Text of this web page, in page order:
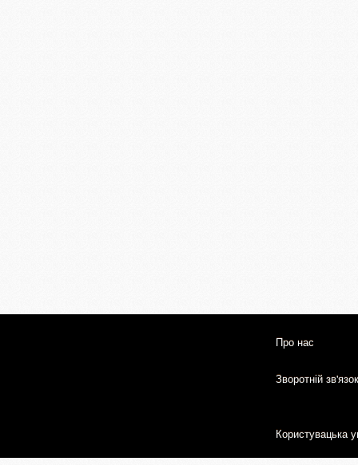
Про нас
Зворотній зв'язок
Користувацька